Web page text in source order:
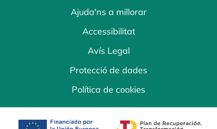
Ajuda'ns a millorar
Accessibilitat
Avís Legal
Protecció de dades
Política de cookies
opens in a new tab opens in a new